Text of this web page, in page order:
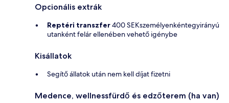
Opcionális extrák
Reptéri transzfer400 SEKszemélyenkéntegyirányú
utanként felár ellenében vehető igénybe
Kisállatok
Segítő állatok után nem kell díjat fizetni
Medence, wellnessfürdő és edzőterem (ha van)